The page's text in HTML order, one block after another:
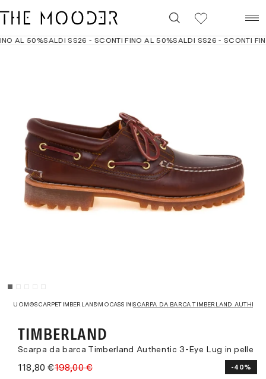
AL 50%SALDI SS26 - SCONTI FINO AL 50%SALDI SS26 - SCONTI
UOMOSCARPETIMBERLANDMOCASSINISCARPA DA BARCA TIMBERLAND
TIMBERLAND
Scarpa da barca Timberland Authentic 3-Eye Lug in pelle
118,80 €198,00 € -40%